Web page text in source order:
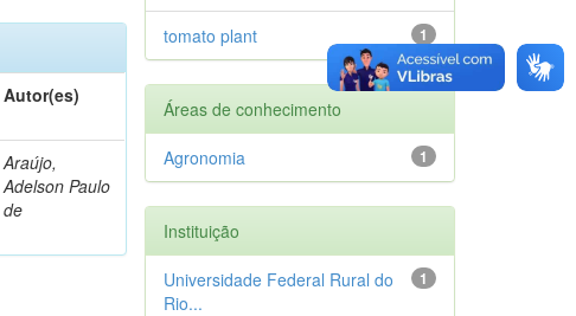
Autor(es)
Araújo,
Adelson Paulo
de
1
tomato plant
Áreas de conhecimento
1
Agronomia
Instituição
1
Universidade Federal Rural do
Rio...